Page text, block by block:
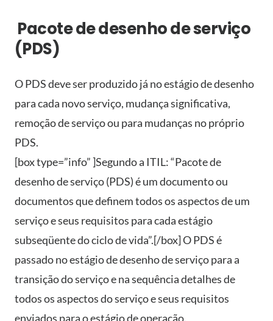
Pacote de desenho de serviço
(PDS)
O PDS deve ser produzido já no estágio de desenho
para cada novo serviço, mudança significativa,
remoção de serviço ou para mudanças no próprio
PDS.
[box type=”info” ]Segundo a ITIL: “Pacote de
desenho de serviço (PDS) é um documento ou
documentos que definem todos os aspectos de um
serviço e seus requisitos para cada estágio
subseqüente do ciclo de vida”.[/box] O PDS é
passado no estágio de desenho de serviço para a
transição do serviço e na sequência detalhes de
todos os aspectos do serviço e seus requisitos
enviados para o estágio de operação.